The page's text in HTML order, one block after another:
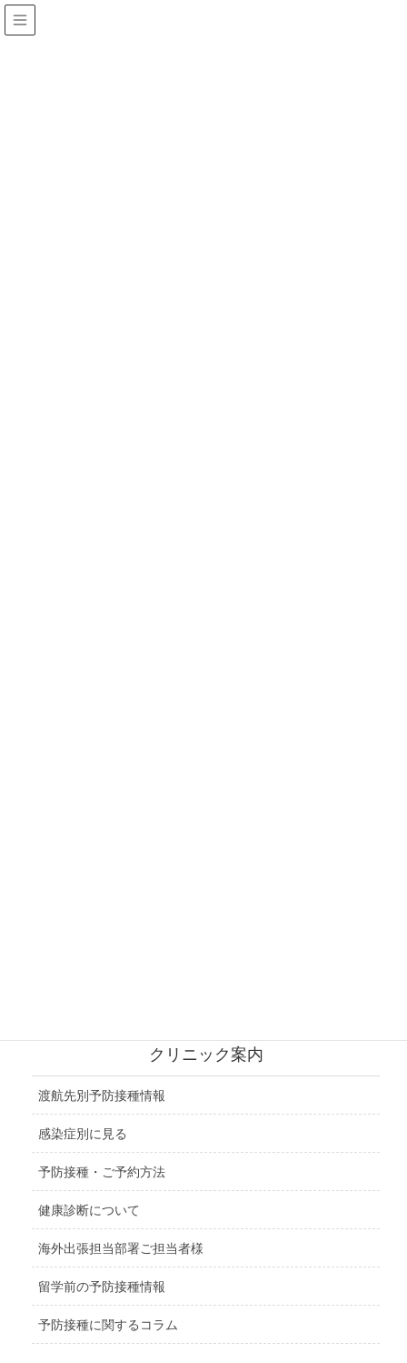
クリニック案内
渡航先別予防接種情報
感染症別に見る
予防接種・ご予約方法
健康診断について
海外出張担当部署ご担当者様
留学前の予防接種情報
予防接種に関するコラム